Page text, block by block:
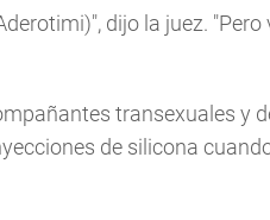
dijo la juez.
transexuales y
de silicona